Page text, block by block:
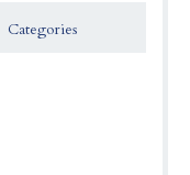
Categories